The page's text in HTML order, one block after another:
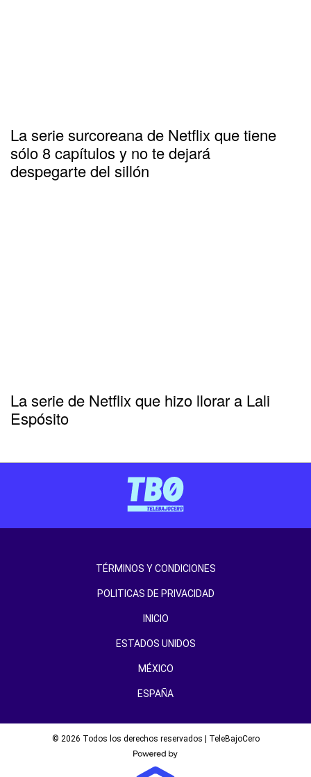
La serie surcoreana de Netflix que tiene
sólo 8 capítulos y no te dejará
despegarte del sillón
La serie de Netflix que hizo llorar a Lali
Espósito
TÉRMINOS Y CONDICIONES
POLITICAS DE PRIVACIDAD
INICIO
ESTADOS UNIDOS
MÉXICO
ESPAÑA
© 2026 Todos los derechos reservados | TeleBajoCero